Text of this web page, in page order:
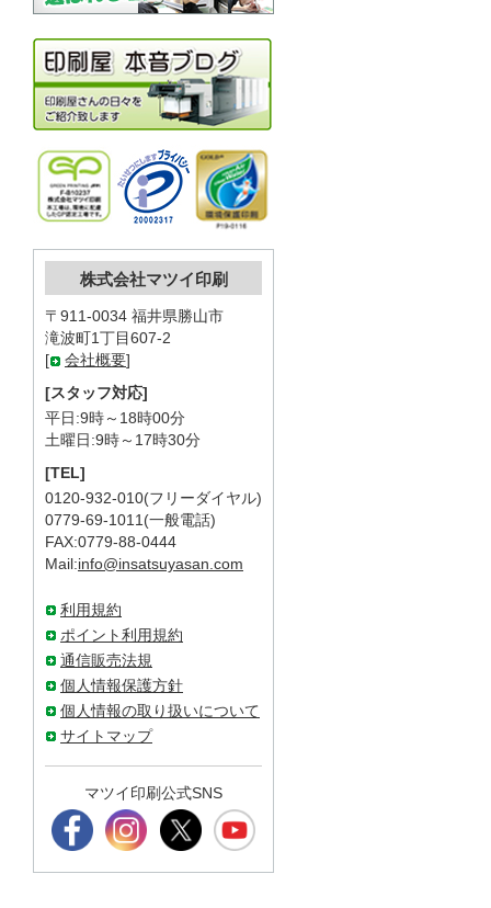
株式会社マツイ印刷
〒911-0034 福井県勝山市
滝波町1丁目607-2
[
会社概要]
[スタッフ対応]
平日:9時～18時00分
土曜日:9時～17時30分
[TEL]
0120-932-010(フリーダイヤル)
0779-69-1011(一般電話)
FAX:0779-88-0444
Mail:info@insatsuyasan.com
利用規約
ポイント利用規約
通信販売法規
個人情報保護方針
個人情報の取り扱いについて
サイトマップ
マツイ印刷公式SNS